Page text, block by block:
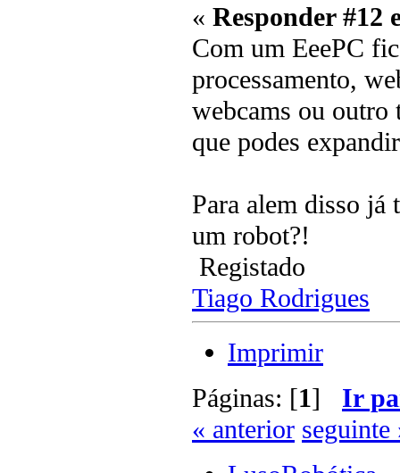
« Responder #12
Com um EeePC
processamento,
webcams ou outro
que podes
Para alem disso já
um robot?!
Registado
Tiago Rodrigues
Imprimir
Páginas: [1] Ir
« anterior seguinte